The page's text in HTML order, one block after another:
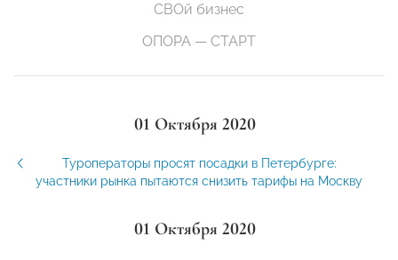
СВОй бизнес
ОПОРА — СТАРТ
01 Октября 2020
Туроператоры просят посадки в Петербурге:
участники рынка пытаются снизить тарифы на Москву
01 Октября 2020